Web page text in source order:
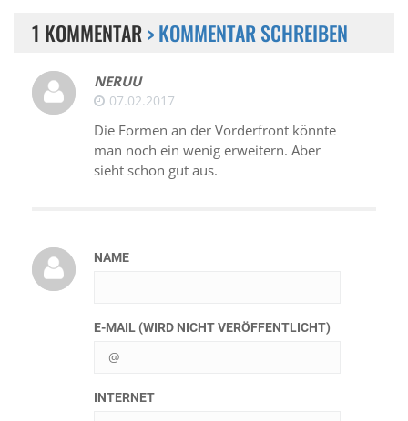
1 KOMMENTAR> KOMMENTAR SCHREIBEN
NERUU
07.02.2017
Die Formen an der Vorderfront könnte
man noch ein wenig erweitern. Aber
sieht schon gut aus.
NAME
E-MAIL (WIRD NICHT VERÖFFENTLICHT)
INTERNET